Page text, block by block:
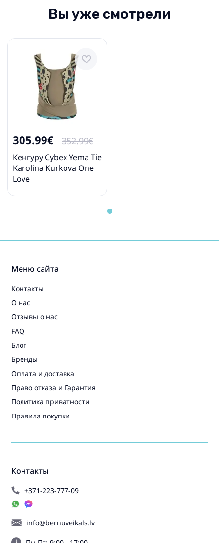
Вы уже смотрели
305.99€ 352.99€
Кенгуру Cybex Yema Tie
Karolina Kurkova One
Love
Контакты
+371-223-777-09
info@bernuveikals.lv
Меню сайта
Контакты
О нас
Отзывы о нас
FAQ
Блог
Бренды
Оплата и доставка
Право отказа и Гарантия
Политика приватности
Правила покупки